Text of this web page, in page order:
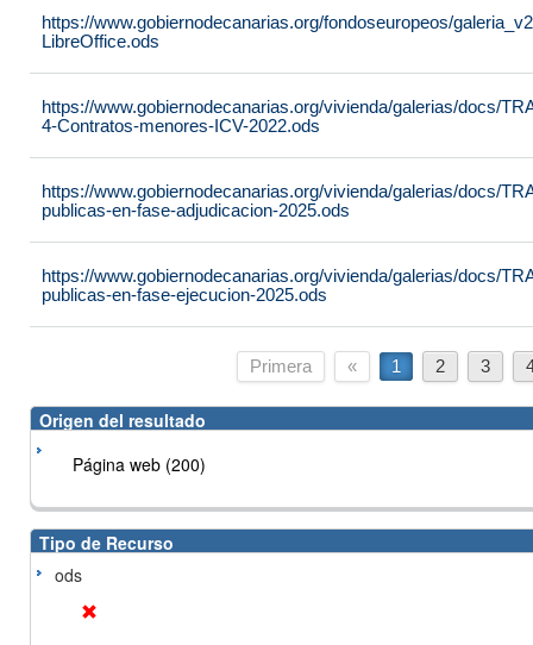
https://www.gobiernodecanarias.org/fondoseuropeos/
LibreOffice.ods
https://www.gobiernodecanarias.org/vivienda/galerias/docs/
4-Contratos-menores-ICV-2022.ods
https://www.gobiernodecanarias.org/vivienda/galerias/docs/
publicas-en-fase-adjudicacion-2025.ods
https://www.gobiernodecanarias.org/vivienda/galerias/docs/
publicas-en-fase-ejecucion-2025.ods
Primera « 1 2 3
Origen del resultado
Página web (200)
Tipo de Recurso
ods